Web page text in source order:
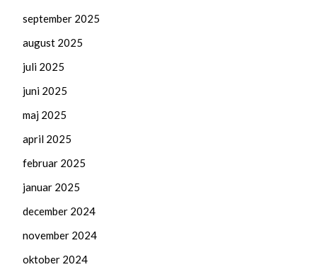
september 2025
august 2025
juli 2025
juni 2025
maj 2025
april 2025
februar 2025
januar 2025
december 2024
november 2024
oktober 2024